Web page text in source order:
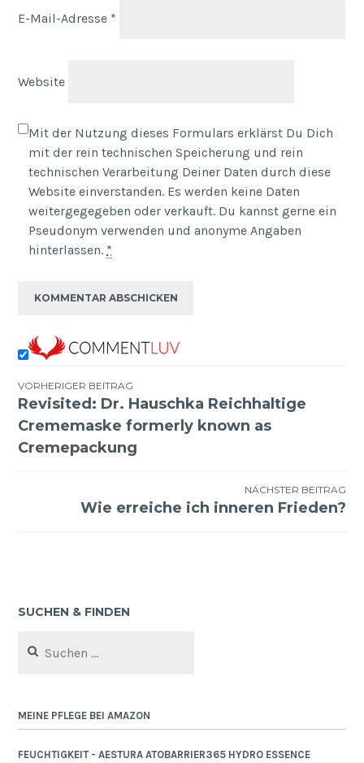
E-Mail-Adresse *
Website
Mit der Nutzung dieses Formulars erklärst Du Dich
mit der rein technischen Speicherung und rein
technischen Verarbeitung Deiner Daten durch diese
Website einverstanden. Es werden keine Daten
weitergegegeben oder verkauft. Du kannst gerne ein
Pseudonym verwenden und anonyme Angaben
hinterlassen. *
Beitragsnavigation
VORHERIGER BEITRAG
Revisited: Dr. Hauschka Reichhaltige
Crememaske formerly known as
Cremepackung
NÄCHSTER BEITRAG
Wie erreiche ich inneren Frieden?
SUCHEN & FINDEN
nach:
MEINE PFLEGE BEI AMAZON
FEUCHTIGKEIT - AESTURA ATOBARRIER365 HYDRO ESSENCE